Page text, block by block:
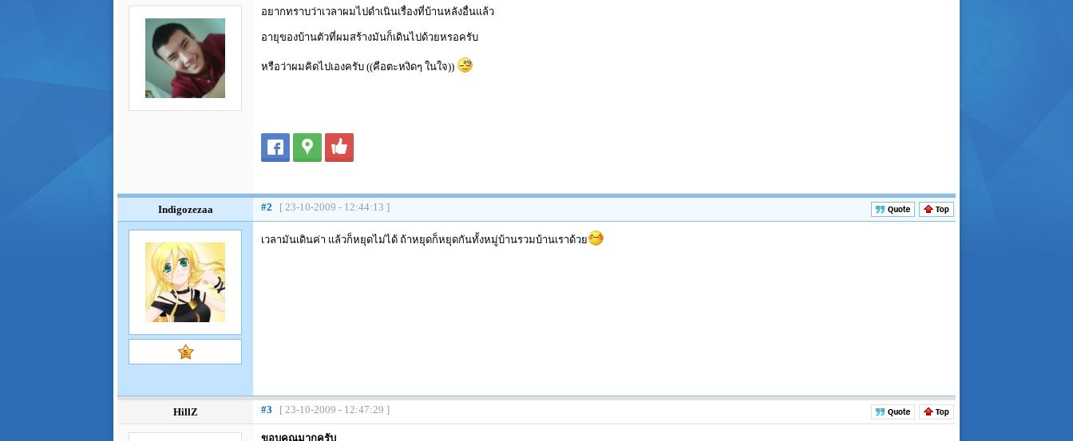
อยากทราบว่าเวลาผมไปดำเนินเรื่องที่บ้านหลังอื่นแล้ว
อายุของบ้านตัวที่ผมสร้างมันก็เดินไปด้วยหรอครับ
หรือว่าผมคิดไปเองครับ ((คือตะหงิดๆ ในใจ))
Indigozezaa #2 [ 23-10-2009 - 12:44:13 ]
เวลามันเดินค่า แล้วก็หยุดไม่ได้ ถ้าหยุดก็หยุดกันทั้งหมู่บ้านรวมบ้านเราด้วย
HillZ #3 [ 23-10-2009 - 12:47:29 ]
ขอบคุณมากครับ